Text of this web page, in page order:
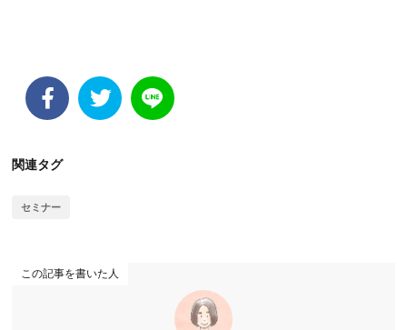
関連タグ
セミナー
この記事を書いた人